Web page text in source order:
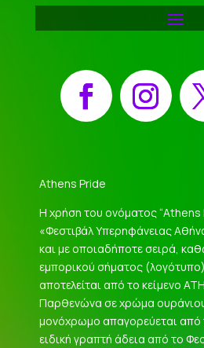
Facebook Instagram X
Athens Pride
Η χρήση του ονόματος “Athens
«Φεστιβάλ Υπερηφάνειας
και με οποιαδήποτε σειρά,
εμπορικού σήματος
αποτελείται από το κείμενο
Παρθενώνα σε χρώμα
μονόχρωμο απαγορεύεται από
ειδική γραπτή άδεια από το